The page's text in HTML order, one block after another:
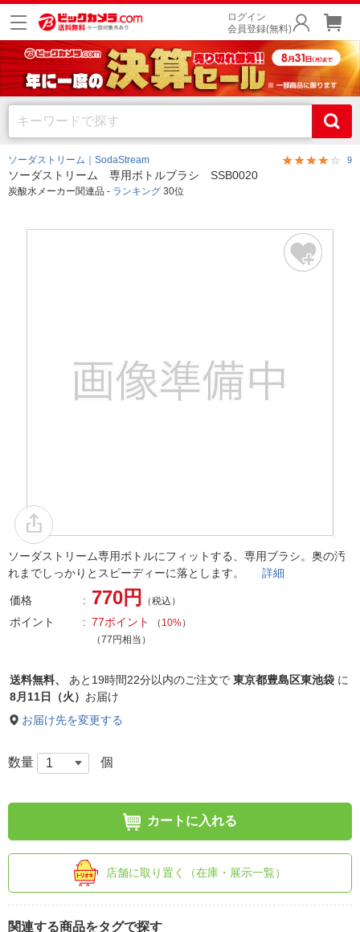
ログイン
会員登録(無料)
ソーダストリーム｜SodaStream 9
ソーダストリーム 専用ボトルブラシ SSB0020
炭酸水メーカー関連品 - ランキング 30位
ソーダストリーム専用ボトルにフィットする、専用ブラシ。奥の汚
れまでしっかりとスピーディーに落とします。 詳細
価格 770円 （税込）
ポイント 77ポイント （ 10%）
（77円相当）
送料無料、 あと 19時間22分以内のご注文で 東京都豊島区東池袋 に
8月11日（火） お届け
お届け先を変更する
数量 個
カートに入れる
店舗に取り置く（在庫・展示一覧）
関連する商品をタグで探す